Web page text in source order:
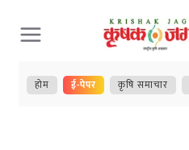
Skip
to
content
होम ई-पेपर कृषि समाचार